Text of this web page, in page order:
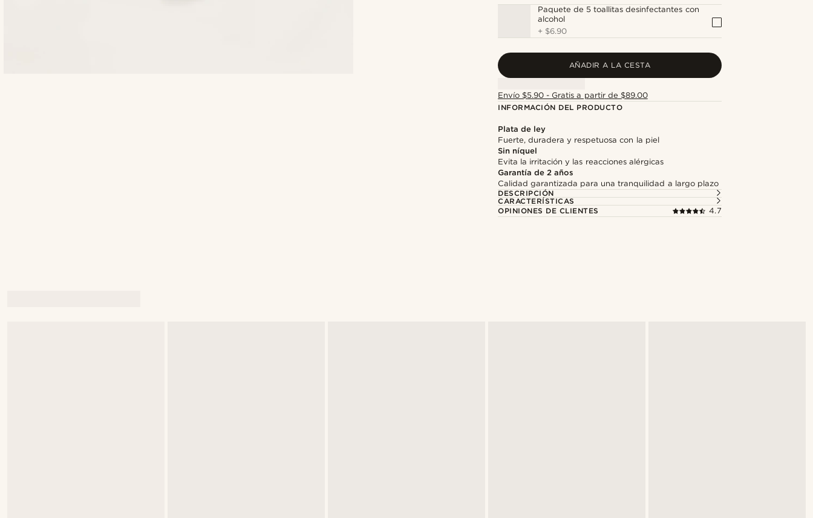
Paquete de 5 toallitas desinfectantes con
alcohol
+ $6.90
AÑADIR A LA CESTA
Envío $5.90 - Gratis a partir de $89.00
INFORMACIÓN DEL PRODUCTO
Plata de ley
Fuerte, duradera y respetuosa con la piel
Sin níquel
Evita la irritación y las reacciones alérgicas
Garantía de 2 años
Calidad garantizada para una tranquilidad a largo plazo
DESCRIPCIÓN
CARACTERÍSTICAS
OPINIONES DE CLIENTES
4.7